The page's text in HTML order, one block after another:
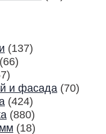
(137)
(66)
и фасада (70)
(424)
(880)
(18)